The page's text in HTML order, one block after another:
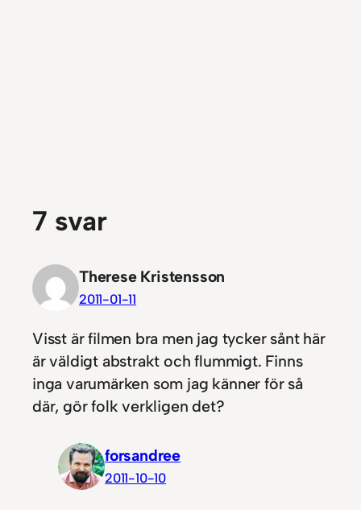
7 svar
Therese Kristensson
2011-01-11
Visst är filmen bra men jag tycker sånt här
är väldigt abstrakt och flummigt. Finns
inga varumärken som jag känner för så
där, gör folk verkligen det?
forsandree
2011-10-10